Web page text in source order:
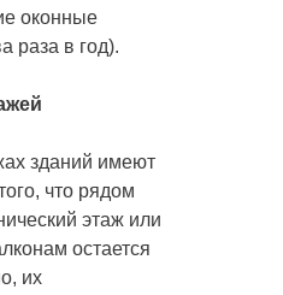
оконные
раза в год).
зданий имеют
что рядом
этаж или
остается
их